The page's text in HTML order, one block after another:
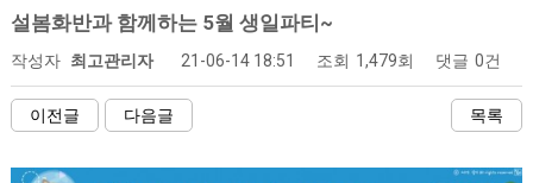
설봄화반과 함께하는 5월 생일파티~
작성자 최고관리자 21-06-14 18:51 조회 1,479회 댓글 0건
이전글 다음글 목록